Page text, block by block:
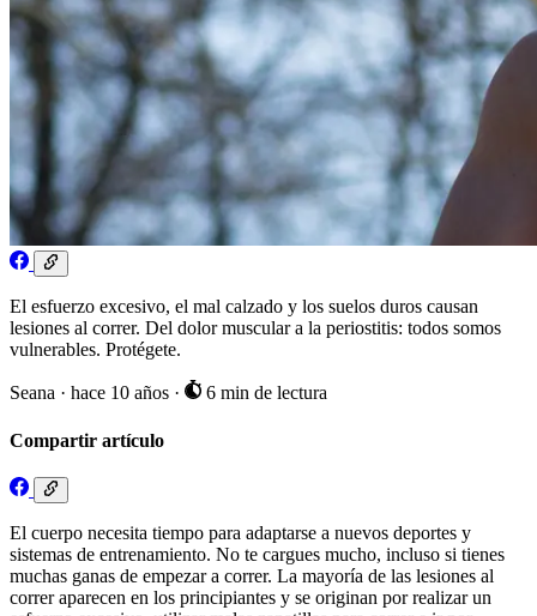
El esfuerzo excesivo, el mal calzado y los suelos duros causan
lesiones al correr. Del dolor muscular a la periostitis: todos somos
vulnerables. Protégete.
Seana · hace 10 años · 6 min de lectura
Compartir artículo
El cuerpo necesita tiempo para adaptarse a nuevos deportes y
sistemas de entrenamiento. No te cargues mucho, incluso si tienes
muchas ganas de empezar a correr. La mayoría de las lesiones al
correr aparecen en los principiantes y se originan por realizar un